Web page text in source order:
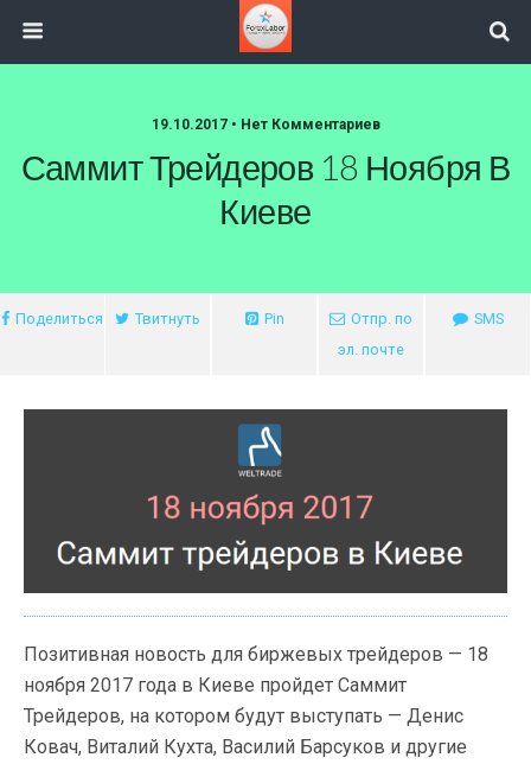
19.10.2017 • Нет Комментариев
Саммит Трейдеров 18 Ноября В
Киеве
Поделиться Твитнуть Pin
Отпр. по
эл. почте
SMS
Позитивная новость для биржевых трейдеров — 18
ноября 2017 года в Киеве пройдет Саммит
Трейдеров, на котором будут выступать — Денис
Ковач, Виталий Кухта, Василий Барсуков и другие